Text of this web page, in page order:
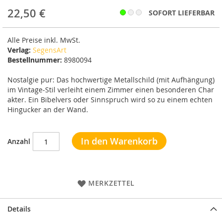
22,50 € SOFORT LIEFERBAR
Alle Preise inkl. MwSt.
Verlag: SegensArt
Bestellnummer: 8980094
Nostalgie pur: Das hochwertige Metallschild (mit Aufhängung)
im Vintage-Stil verleiht einem Zimmer einen besonderen Char
akter. Ein Bibelvers oder Sinnspruch wird so zu einem echten
Hingucker an der Wand.
Anzahl In den Warenkorb
MERKZETTEL
Details